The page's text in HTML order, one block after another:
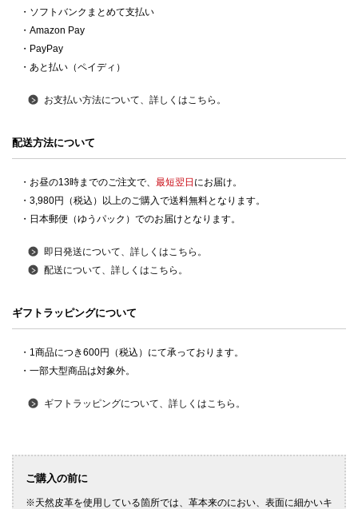
・ソフトバンクまとめて支払い
・Amazon Pay
・PayPay
・あと払い（ペイディ）
お支払い方法について、詳しくはこちら。
配送方法について
・お昼の13時までのご注文で、 最短翌日 にお届け。
・3,980円（税込）以上のご購入で送料無料となります。
・日本郵便（ゆうパック）でのお届けとなります。
即日発送について、詳しくはこちら。
配送について、詳しくはこちら。
ギフトラッピングについて
・1商品につき600円（税込）にて承っております。
・一部大型商品は対象外。
ギフトラッピングについて、詳しくはこちら。